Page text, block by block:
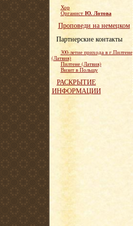
Хор
Органист Ю. Лотова
Проповеди на немецком
Партнерские контакты
300-летие прихода в г.Пилтене
(Латвия)
Пилтене (Латвия)
Визит в Польшу
РАСКРЫТИЕ
ИНФОРМАЦИИ